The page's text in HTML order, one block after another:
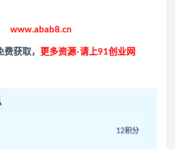
www.abab8.cn
获取， 更多资源-请上91创业网
12积分